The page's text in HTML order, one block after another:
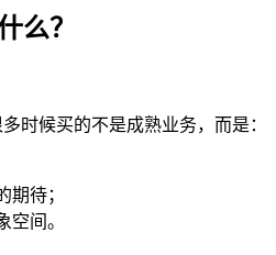
么？
时候买的不是成熟业务，而是：
期待；
空间。